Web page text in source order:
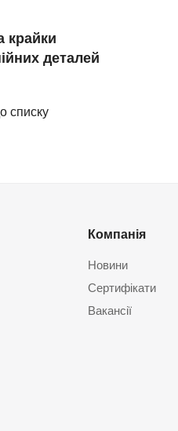
крайки
деталей
списку
Компанія
Новини
Сертифікати
Вакансії